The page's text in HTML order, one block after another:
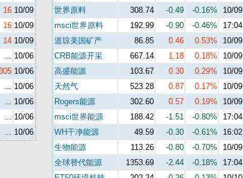
16 10/09
16 10/09
14 10/09
... 10/06
10/06
... 10/06
... 10/06
... 10/06
... 10/06
世界原料
308.74 -0.49 -0.16%
10/09
msci世界原料
192.99 -0.90 -0.46%
17:04
道琼美国矿产
86.85 0.46 0.53%
10/09
CRB能源开采
667.14 1.18 0.18%
10/09
高盛能源
103.67 0.30 0.29%
10/09
天然气
523.28 0.87 0.17%
10/09
Rogers能源
302.60 0.57 0.19%
10/09
msci世界能源
188.42 -1.51 -0.80%
17:04
WH干净能源
49.59 -0.30 -0.61%
16:02
生物能源
113.26 -0.80 -0.70%
10/09
全球替代能源
1353.69 -2.44 -0.18%
17:04